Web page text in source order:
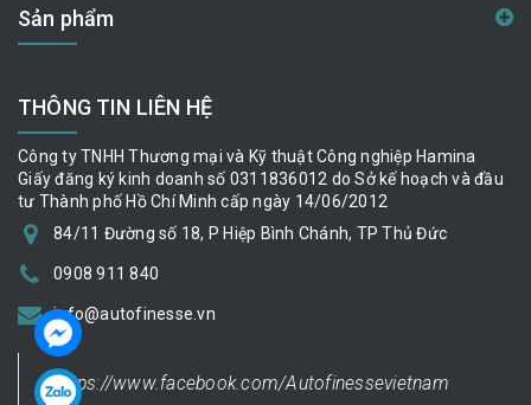
Sản phẩm
THÔNG TIN LIÊN HỆ
Công ty TNHH Thương mại và Kỹ thuật Công nghiệp Hamina
Giấy đăng ký kinh doanh số 0311836012 do Sở kế hoạch và đầu
tư Thành phố Hồ Chí Minh cấp ngày 14/06/2012
84/11 Đường số 18, P Hiệp Bình Chánh, TP Thủ Đức
0908 911 840
info@autofinesse.vn
https://www.facebook.com/Autofinessevietnam